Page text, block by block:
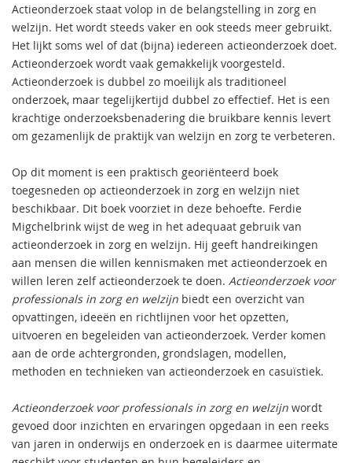
Actieonderzoek staat volop in de belangstelling in zorg en
welzijn. Het wordt steeds vaker en ook steeds meer gebruikt.
Het lijkt soms wel of dat (bijna) iedereen actieonderzoek doet.
Actieonderzoek wordt vaak gemakkelijk voorgesteld.
Actieonderzoek is dubbel zo moeilijk als traditioneel
onderzoek, maar tegelijkertijd dubbel zo effectief. Het is een
krachtige onderzoeksbenadering die bruikbare kennis levert
om gezamenlijk de praktijk van welzijn en zorg te verbeteren.
Op dit moment is een praktisch georiënteerd boek
toegesneden op actieonderzoek in zorg en welzijn niet
beschikbaar. Dit boek voorziet in deze behoefte. Ferdie
Migchelbrink wijst de weg in het adequaat gebruik van
actieonderzoek in zorg en welzijn. Hij geeft handreikingen
aan mensen die willen kennismaken met actieonderzoek en
willen leren zelf actieonderzoek te doen. Actieonderzoek voor
professionals in zorg en welzijn biedt een overzicht van
opvattingen, ideeën en richtlijnen voor het opzetten,
uitvoeren en begeleiden van actieonderzoek. Verder komen
aan de orde achtergronden, grondslagen, modellen,
methoden en technieken van actieonderzoek en casuïstiek.
Actieonderzoek voor professionals in zorg en welzijn wordt
gevoed door inzichten en ervaringen opgedaan in een reeks
van jaren in onderwijs en onderzoek en is daarmee uitermate